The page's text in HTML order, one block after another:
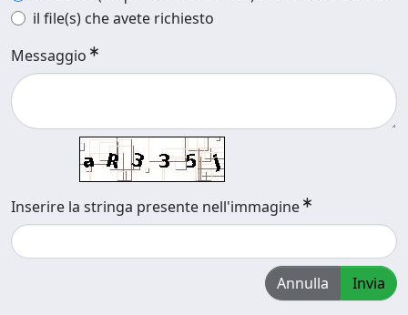
il file(s) che avete richiesto
Messaggio
Inserire la stringa presente nell'immagine
Annulla Invia